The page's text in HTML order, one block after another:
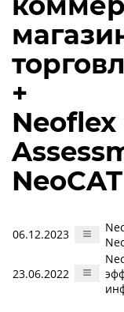
+
Neoflex
NeoCAT
06.12.2023
23.06.2022